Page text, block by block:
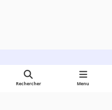
Rechercher Menu